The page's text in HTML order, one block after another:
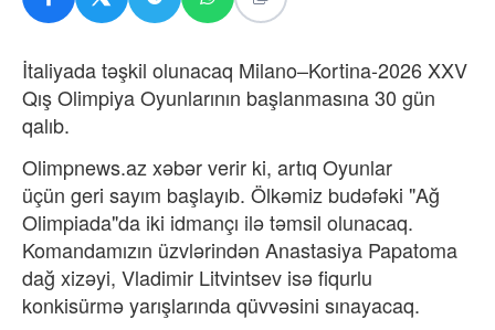
İtaliyada təşkil olunacaq Milano–Kortina-2026 XXV
Qış Olimpiya Oyunlarının başlanmasına 30 gün
qalıb.
Olimpnews.az xəbər verir ki, artıq Oyunlar
üçün geri sayım başlayıb. Ölkəmiz budəfəki "Ağ
Olimpiada"da iki idmançı ilə təmsil olunacaq.
Komandamızın üzvlərindən Anastasiya Papatoma
dağ xizəyi, Vladimir Litvintsev isə fiqurlu
konkisürmə yarışlarında qüvvəsini sınayacaq.